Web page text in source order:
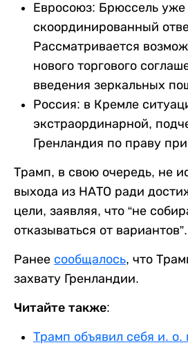
Евросоюз: Брюссель уже
скоординированный
Рассматривается
нового торгового
введения зеркальных
Россия: в Кремле
экстраординарной,
Гренландия по праву
Трамп, в свою очередь, не
выхода из НАТО ради
цели, заявляя, что “не
отказываться от вариантов”.
Ранее сообщалось, что
захвату Гренландии.
Читайте также:
Трамп объявил себя и. о.